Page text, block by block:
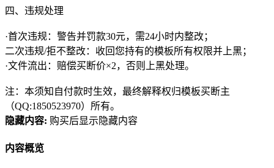
四、违规处理
·首次违规：警告并罚款30元，需24小时内整改；
二次违规/拒不整改：收回您持有的模板所有权限并上黑；
·文件流出：赔偿买断价×2，否则上黑处理。
注：本须知自付款时生效，最终解释权归模板买断主
（QQ:1850523970）所有。
隐藏内容: 购买后显示隐藏内容
内容概览